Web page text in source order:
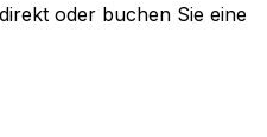
oder buchen Sie eine